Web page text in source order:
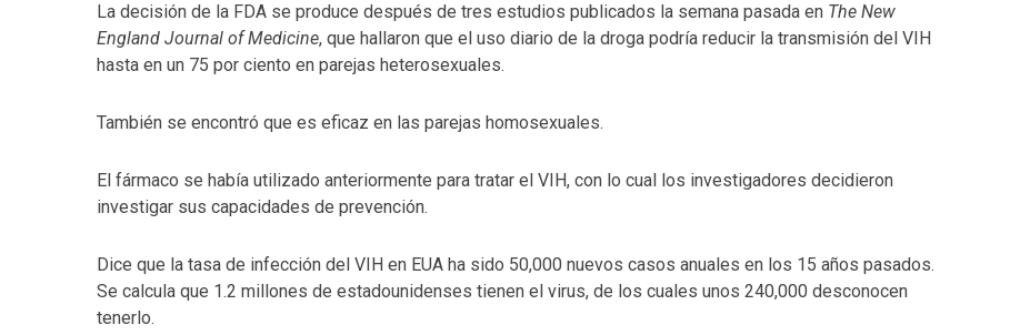
La decisión de la FDA se produce después de tres estudios publicados la semana pasada en The New
England Journal of Medicine, que hallaron que el uso diario de la droga podría reducir la transmisión del VIH
hasta en un 75 por ciento en parejas heterosexuales.
También se encontró que es eficaz en las parejas homosexuales.
El fármaco se había utilizado anteriormente para tratar el VIH, con lo cual los investigadores decidieron
investigar sus capacidades de prevención.
Dice que la tasa de infección del VIH en EUA ha sido 50,000 nuevos casos anuales en los 15 años pasados.
Se calcula que 1.2 millones de estadounidenses tienen el virus, de los cuales unos 240,000 desconocen
tenerlo.